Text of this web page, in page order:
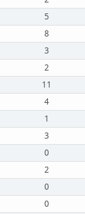
5
8
3
2
11
4
1
3
0
2
0
0